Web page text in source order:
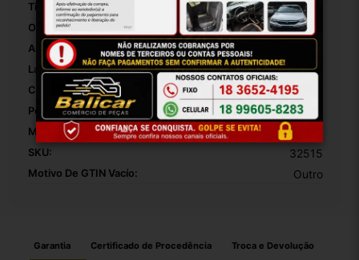
Tipo De Veículo: Carro/Caminhonete
Origem: Brasil
Altura Da Embalagem:
Largura Da Embalagem: 20
Comprimento Da Embalagem:
Peso Da Embalagem:
Modelo: Corolla 03 A 08
SKU: 32515
Motivo De GTIN Vacío: Outro
Garantia Certificado de Procedência Troca e Devolução